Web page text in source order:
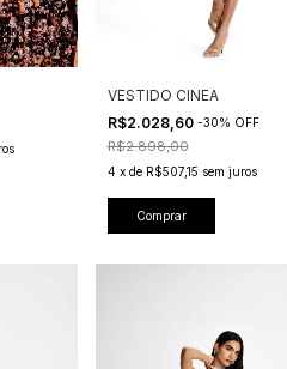
VESTIDO CINEA
R$2.028,60 -30% OFF
R$2.898,00
4 x de R$507,15 sem juros
Comprar